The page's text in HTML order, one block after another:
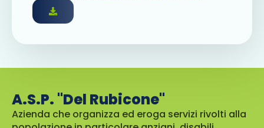
A.S.P. "Del Rubicone"
Azienda che organizza ed eroga servizi rivolti alla